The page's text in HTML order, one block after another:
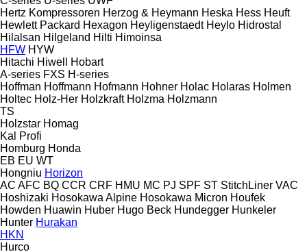
Hertz Kompressoren Herzog & Heymann Heska Hess Heuft
Hewlett Packard Hexagon Heyligenstaedt Heylo Hidrostal
Hilalsan Hilgeland Hilti Himoinsa
HFW HYW
Hitachi Hiwell
Hobart
A-series FXS H-series
Hoffman Hoffmann Hofmann Hohner Holac Holaras Holmen
Holtec Holz-Her Holzkraft Holzma Holzmann
TS
Holzstar Homag
Kal
Profi
Homburg Honda
EB EU WT
Hongniu Horizon
AC AFC BQ CCR CRF HMU MC PJ SPF ST StitchLiner VAC
Hoshizaki Hosokawa Alpine Hosokawa Micron Houfek
Howden Huawin Huber Hugo Beck Hundegger Hunkeler
Hunter Hurakan
HKN
Hurco